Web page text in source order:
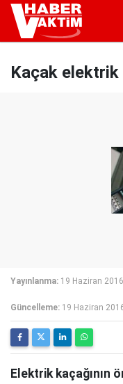
Kaçak
Yayınlanma: 19 Haziran
Güncelleme: 19 Haziran
Elektrik kaçağının